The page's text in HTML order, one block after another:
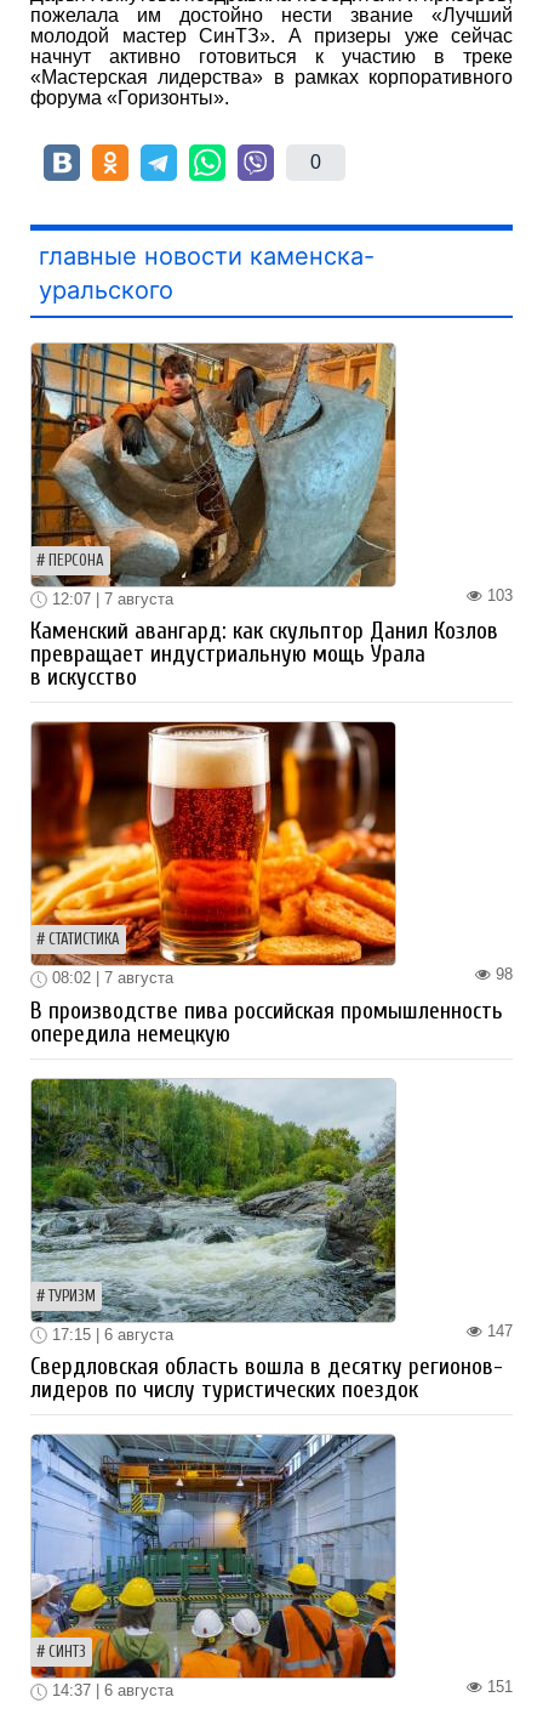
пожелала им достойно нести звание «Лучший
молодой мастер СинТЗ». А призеры уже сейчас
начнут активно готовиться к участию в треке
«Мастерская лидерства» в рамках корпоративного
форума «Горизонты».
0
главные новости каменска-
уральского
ПЕРСОНА
103
12:07 | 7 августа
Каменский авангард: как скульптор Данил Козлов
превращает индустриальную мощь Урала
в искусство
СТАТИСТИКА
98
08:02 | 7 августа
В производстве пива российская промышленность
опередила немецкую
ТУРИЗМ
147
17:15 | 6 августа
Свердловская область вошла в десятку регионов-
лидеров по числу туристических поездок
СИНТЗ
151
14:37 | 6 августа